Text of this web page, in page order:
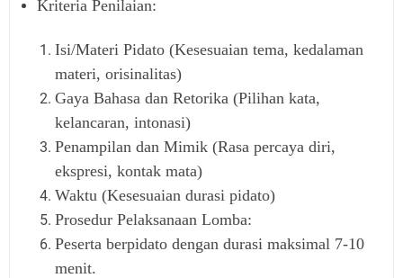
Kriteria Penilaian:
Isi/Materi Pidato (Kesesuaian tema, kedalaman
materi, orisinalitas)
Gaya Bahasa dan Retorika (Pilihan kata,
kelancaran, intonasi)
Penampilan dan Mimik (Rasa percaya diri,
ekspresi, kontak mata)
Waktu (Kesesuaian durasi pidato)
Prosedur Pelaksanaan Lomba:
Peserta berpidato dengan durasi maksimal 7-10
menit.